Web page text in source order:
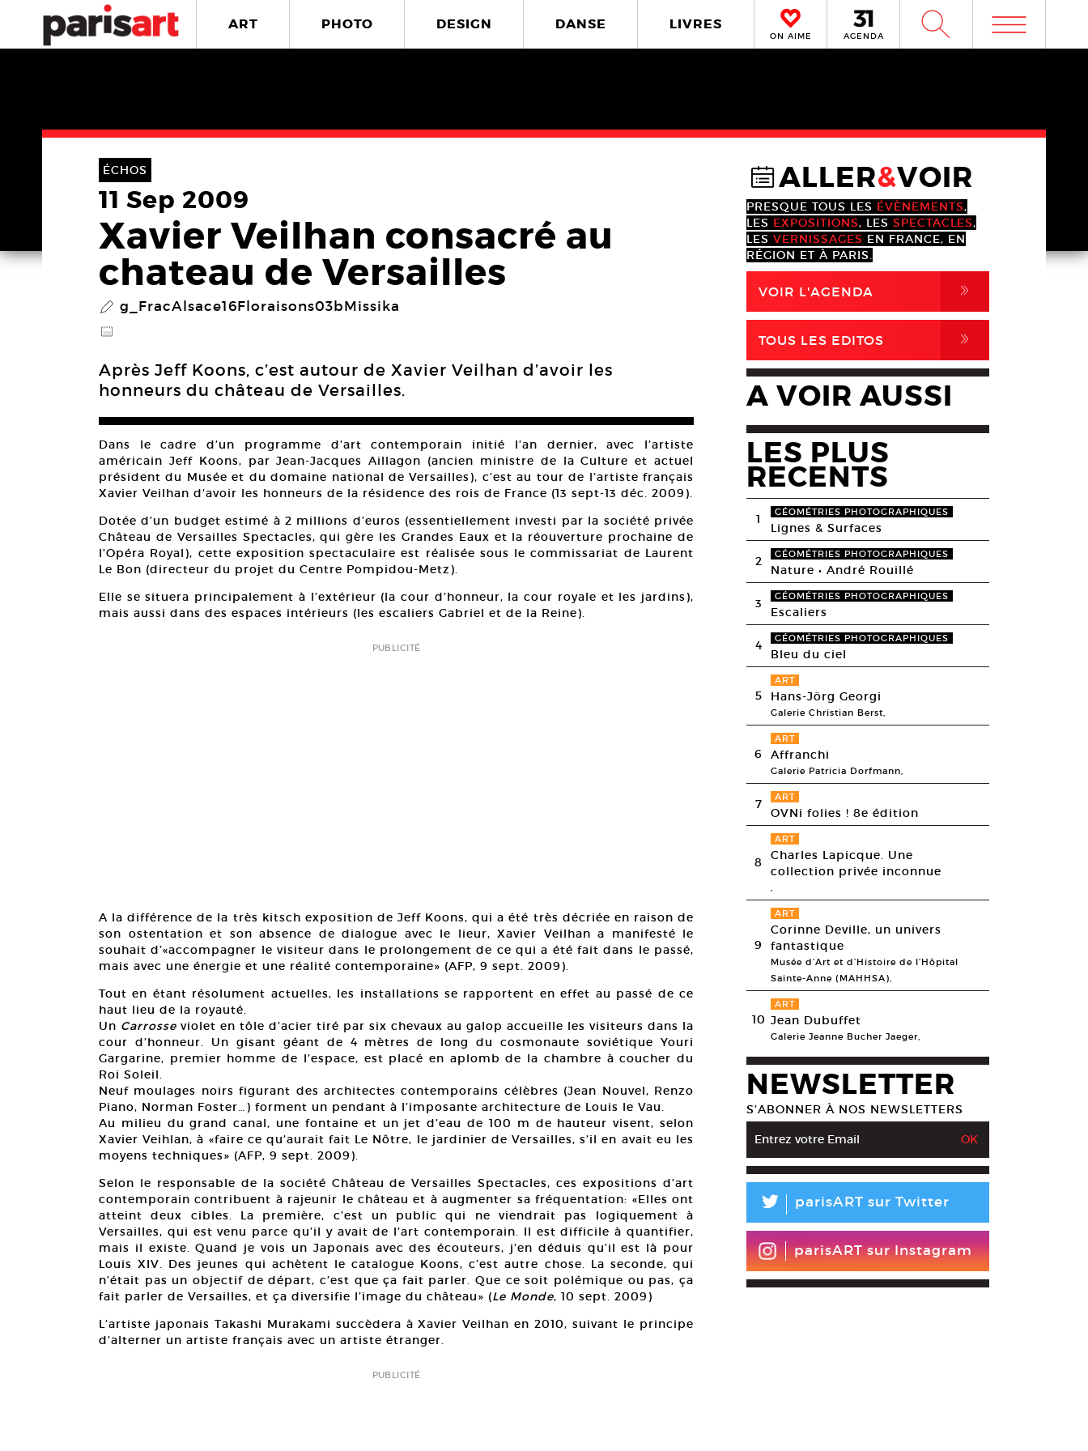
ART PHOTO DESIGN DANSE LIVRES
ON AIME AGENDA W m
ÉCHOS
11 Sep 2009
Xavier Veilhan consacré au
chateau de Versailles
P g_FracAlsace16Floraisons03bMissika
@
Après Jeff Koons, c’est autour de Xavier Veilhan d’avoir les
honneurs du château de Versailles.
Dans le cadre d’un programme d’art contemporain initié l’an dernier, avec l’artiste
américain Jeff Koons, par Jean-Jacques Aillagon (ancien ministre de la Culture et actuel
président du Musée et du domaine national de Versailles), c’est au tour de l’artiste français
Xavier Veilhan d’avoir les honneurs de la résidence des rois de France (13 sept-13 déc. 2009).
Dotée d’un budget estimé à 2 millions d’euros (essentiellement investi par la société privée
Château de Versailles Spectacles, qui gère les Grandes Eaux et la réouverture prochaine de
l’Opéra Royal), cette exposition spectaculaire est réalisée sous le commissariat de Laurent
Le Bon (directeur du projet du Centre Pompidou-Metz).
Elle se situera principalement à l’extérieur (la cour d’honneur, la cour royale et les jardins),
mais aussi dans des espaces intérieurs (les escaliers Gabriel et de la Reine).
PUBLICITÉ
A la différence de la très kitsch exposition de Jeff Koons, qui a été très décriée en raison de
son ostentation et son absence de dialogue avec le lieur, Xavier Veilhan a manifesté le
souhait d’«accompagner le visiteur dans le prolongement de ce qui a été fait dans le passé,
mais avec une énergie et une réalité contemporaine» (AFP, 9 sept. 2009).
Tout en étant résolument actuelles, les installations se rapportent en effet au passé de ce
haut lieu de la royauté.
Un Carrosse violet en tôle d’acier tiré par six chevaux au galop accueille les visiteurs dans la
cour d’honneur. Un gisant géant de 4 mètres de long du cosmonaute soviétique Youri
Gargarine, premier homme de l’espace, est placé en aplomb de la chambre à coucher du
Roi Soleil.
Neuf moulages noirs figurant des architectes contemporains célèbres (Jean Nouvel, Renzo
Piano, Norman Foster…) forment un pendant à l’imposante architecture de Louis le Vau.
Au milieu du grand canal, une fontaine et un jet d’eau de 100 m de hauteur visent, selon
Xavier Veihlan, à «faire ce qu’aurait fait Le Nôtre, le jardinier de Versailles, s’il en avait eu les
moyens techniques» (AFP, 9 sept. 2009).
Selon le responsable de la société Château de Versailles Spectacles, ces expositions d’art
contemporain contribuent à rajeunir le château et à augmenter sa fréquentation: «Elles ont
atteint deux cibles. La première, c’est un public qui ne viendrait pas logiquement à
Versailles, qui est venu parce qu’il y avait de l’art contemporain. Il est difficile à quantifier,
mais il existe. Quand je vois un Japonais avec des écouteurs, j’en déduis qu’il est là pour
Louis XIV. Des jeunes qui achètent le catalogue Koons, c’est autre chose. La seconde, qui
n’était pas un objectif de départ, c’est que ça fait parler. Que ce soit polémique ou pas, ça
fait parler de Versailles, et ça diversifie l’image du château» (Le Monde, 10 sept. 2009)
L’artiste japonais Takashi Murakami succèdera à Xavier Veilhan en 2010, suivant le principe
d’alterner un artiste français avec un artiste étranger.
PUBLICITÉ
@ALLER&VOIR
PRESQUE TOUS LES ÉVÈNEMENTS,
LES EXPOSITIONS, LES SPECTACLES,
LES VERNISSAGES EN FRANCE, EN
RÉGION ET À PARIS.
VOIR L'AGENDA ,
TOUS LES EDITOS ,
A VOIR AUSSI
LES PLUS
RECENTS
1 GÉOMÉTRIES PHOTOGRAPHIQUES
Lignes & Surfaces
2 GÉOMÉTRIES PHOTOGRAPHIQUES
Nature • André Rouillé
3 GÉOMÉTRIES PHOTOGRAPHIQUES
Escaliers
4 GÉOMÉTRIES PHOTOGRAPHIQUES
Bleu du ciel
5
ART
Hans-Jörg Georgi
Galerie Christian Berst,
6
ART
Affranchi
Galerie Patricia Dorfmann,
7 ART
OVNi folies ! 8e édition
8
ART
Charles Lapicque. Une
collection privée inconnue
,
9
ART
Corinne Deville, un univers
fantastique
Musée d’Art et d’Histoire de l’Hôpital
Sainte-Anne (MAHHSA),
10
ART
Jean Dubuffet
Galerie Jeanne Bucher Jaeger,
NEWSLETTER
S’ABONNER À NOS NEWSLETTERS
L parisART sur Twitter
parisART sur Instagram